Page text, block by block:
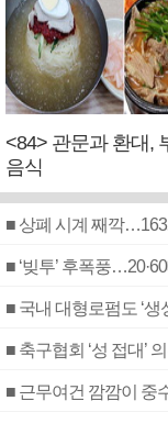
<84> 관문과 환대,
음식
■ 상폐 시계 째깍…163
■ ‘빚투’ 후폭풍
■ 국내 대형로펌도 ‘생
■ 근무여건 깜깜이 중